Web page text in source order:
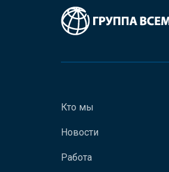
Кто мы
Новости
Работа